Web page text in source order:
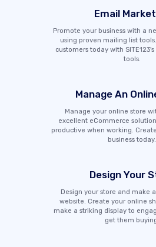
Email
Promote your business with a
using proven mailing list
customers today with
tools.
Manage An
Manage your online store
excellent eCommerce
productive when working.
business today.
Design Your
Design your store and make
website. Create your online
make a striking display to
get them